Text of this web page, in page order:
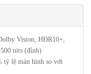
Vision, HDR10+,
nits (đỉnh)
tỷ lệ màn hình so với